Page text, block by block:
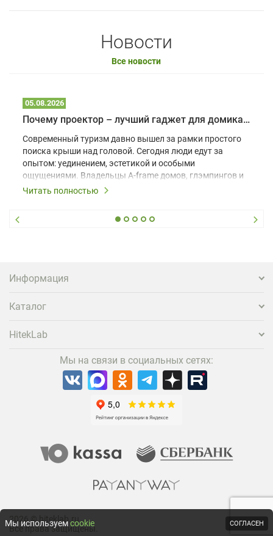
Новости
Все новости
05.08.2026
Почему проектор – лучший гаджет для домика в глэмпинге
Современный туризм давно вышел за рамки простого
поиска крыши над головой. Сегодня люди едут за
опытом: уединением, эстетикой и особыми
ощущениями. Владельцы A-frame домов, глэмпингов и
шале понимают, что конкуренция растет, и
вернуться и поделиться впечатлениями в соцсетях,
проектора.
Читать полностью
Информация
Каталог
HitekLab
Мы на связи в социальных сетях:
2026 © hiteklab.ru
Все права защищены.
Мы используемcookie СОГЛАСЕН